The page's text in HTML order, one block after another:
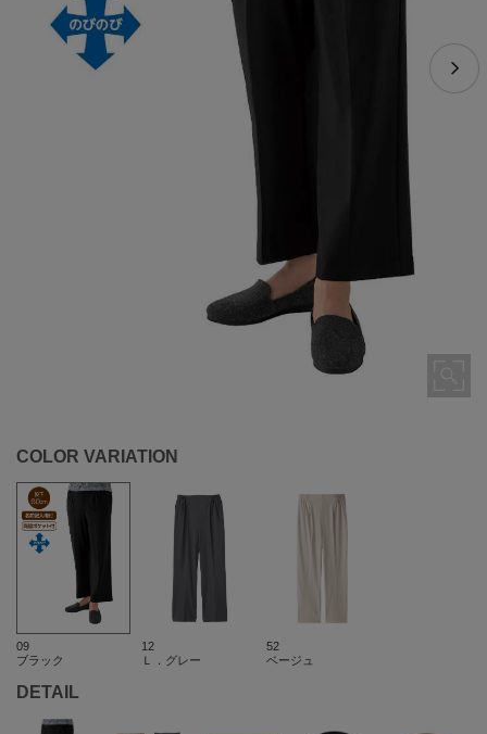
COLOR VARIATION
09
ブラック
12
Ｌ．グレー
52
ベージュ
DETAIL